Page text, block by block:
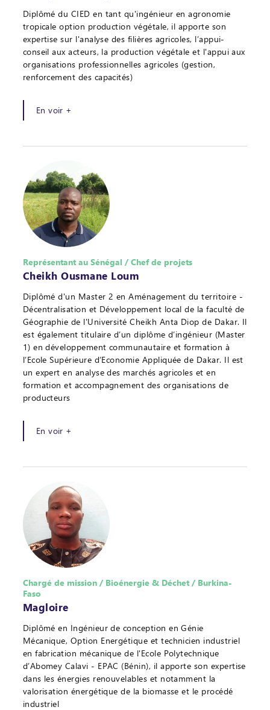
Diplômé du CIED en tant qu'ingénieur en agronomie
tropicale option production végétale, il apporte son
expertise sur l'analyse des filières agricoles, l’appui-
conseil aux acteurs, la production végétale et l'appui aux
organisations professionnelles agricoles (gestion,
renforcement des capacités)
En voir +
Représentant au Sénégal / Chef de projets
Cheikh Ousmane Loum
Diplômé d'un Master 2 en Aménagement du territoire -
Décentralisation et Développement local de la faculté de
Géographie de l'Université Cheikh Anta Diop de Dakar. Il
est également titulaire d’un diplôme d’ingénieur (Master
1) en développement communautaire et formation à
l’Ecole Supérieure d’Economie Appliquée de Dakar. Il est
un expert en analyse des marchés agricoles et en
formation et accompagnement des organisations de
producteurs
En voir +
Chargé de mission / Bioénergie & Déchet / Burkina-
Faso
Magloire
Diplômé en Ingénieur de conception en Génie
Mécanique, Option Energétique et technicien industriel
en fabrication mécanique de l'Ecole Polytechnique
d’Abomey Calavi - EPAC (Bénin), il apporte son expertise
dans les énergies renouvelables et notamment la
valorisation énergétique de la biomasse et le procédé
industriel